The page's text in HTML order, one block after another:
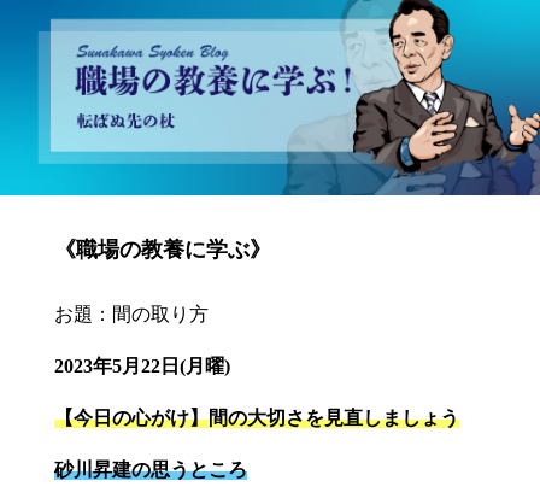
砂川昇建会長ブログ 職場の教養に学ぶ！～転ばぬ先の杖～
《職場の教養に学ぶ》
お題：間の取り方
2023年5月22日(月曜)
【今日の心がけ】間の大切さを見直しましょう
砂川昇建の思うところ